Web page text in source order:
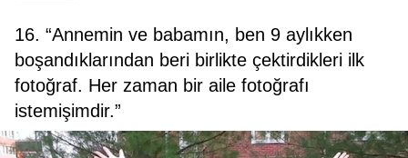
16. “Annemin ve babamın, ben 9 aylıkken
boşandıklarından beri birlikte çektirdikleri ilk
fotoğraf. Her zaman bir aile fotoğrafı
istemişimdir.”